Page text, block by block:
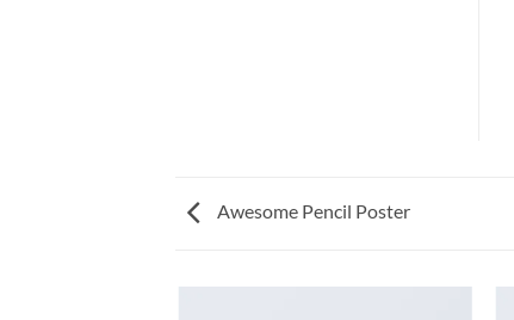
Awesome Pencil Poster